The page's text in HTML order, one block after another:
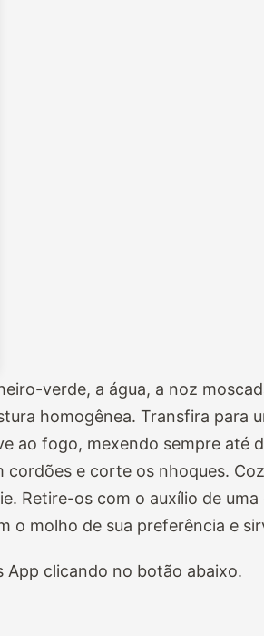
verde, a água, a noz
homogênea. Transfira para
ao fogo, mexendo sempre até
cordões e corte os nhoques.
Retire-os com o auxílio de uma
o molho de sua preferência e
clicando no botão abaixo.